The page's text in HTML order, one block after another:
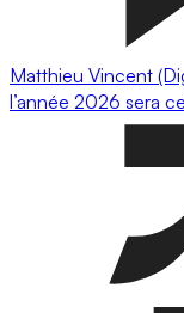
Matthieu Vincent
l’année 2026 sera